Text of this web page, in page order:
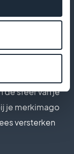
en
de sfeer van je
je merkimago
versterken